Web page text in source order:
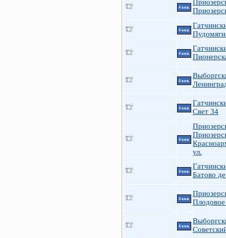
4 ккв.
4 ккв.
4 ккв.
4 ккв.
4 ккв.
Свет 34
4 ккв.
ул.
4 ккв.
Батово
4 ккв.
4 ккв.